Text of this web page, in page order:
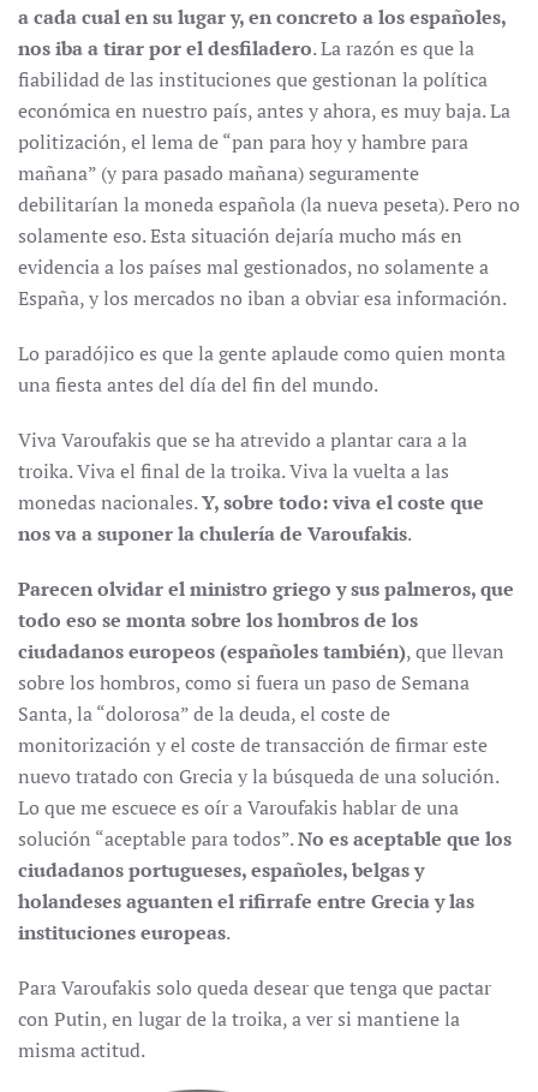
a cada cual en su lugar y, en concreto a los españoles,
nos iba a tirar por el desfiladero. La razón es que la
fiabilidad de las instituciones que gestionan la política
económica en nuestro país, antes y ahora, es muy baja. La
politización, el lema de “pan para hoy y hambre para
mañana” (y para pasado mañana) seguramente
debilitarían la moneda española (la nueva peseta). Pero no
solamente eso. Esta situación dejaría mucho más en
evidencia a los países mal gestionados, no solamente a
España, y los mercados no iban a obviar esa información.
Lo paradójico es que la gente aplaude como quien monta
una fiesta antes del día del fin del mundo.
Viva Varoufakis que se ha atrevido a plantar cara a la
troika. Viva el final de la troika. Viva la vuelta a las
monedas nacionales.Y, sobre todo: viva el coste que
nos va a suponer la chulería de Varoufakis.
Parecen olvidar el ministro griego y sus palmeros, que
todo eso se monta sobre los hombros de los
ciudadanos europeos (españoles también), que llevan
sobre los hombros, como si fuera un paso de Semana
Santa, la “dolorosa” de la deuda, el coste de
monitorización y el coste de transacción de firmar este
nuevo tratado con Grecia y la búsqueda de una solución.
Lo que me escuece es oír a Varoufakis hablar de una
solución “aceptable para todos”.No es aceptable que los
ciudadanos portugueses, españoles, belgas y
holandeses aguanten el rifirrafe entre Grecia y las
instituciones europeas.
Para Varoufakis solo queda desear que tenga que pactar
con Putin, en lugar de la troika, a ver si mantiene la
misma actitud.